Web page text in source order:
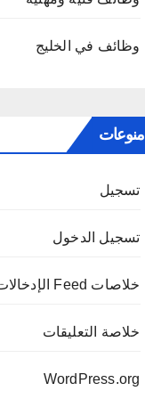
وظائف في الخليج
منوعات
تسجيل
تسجيل الدخول
خلاصات Feed الإدخالات
خلاصة التعليقات
WordPress.org